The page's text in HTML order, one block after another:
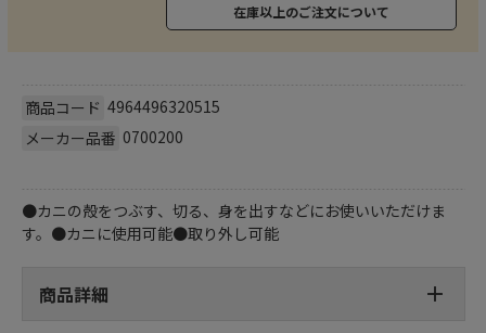
在庫以上のご注文について
商品コード 4964496320515
メーカー品番 0700200
●カニの殻をつぶす、切る、身を出すなどにお使いいただけま
す。●カニに使用可能●取り外し可能
商品詳細